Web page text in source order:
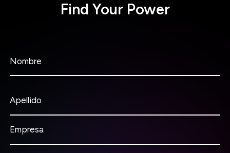
Find Your Power
Nombre
Apellido
Empresa